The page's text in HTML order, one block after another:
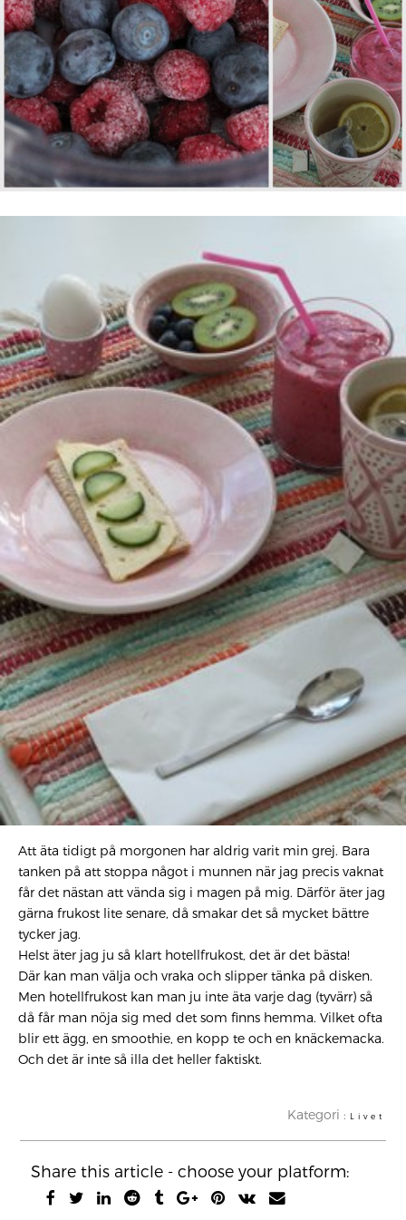
Att äta tidigt på morgonen har aldrig varit min grej. Bara
tanken på att stoppa något i munnen när jag precis vaknat
får det nästan att vända sig i magen på mig. Därför äter jag
gärna frukost lite senare, då smakar det så mycket bättre
tycker jag.
Helst äter jag ju så klart hotellfrukost, det är det bästa!
Där kan man välja och vraka och slipper tänka på disken.
Men hotellfrukost kan man ju inte äta varje dag (tyvärr) så
då får man nöja sig med det som finns hemma. Vilket ofta
blir ett ägg, en smoothie, en kopp te och en knäckemacka.
Och det är inte så illa det heller faktiskt.
Kategori : Livet
Share this article - choose your platform: